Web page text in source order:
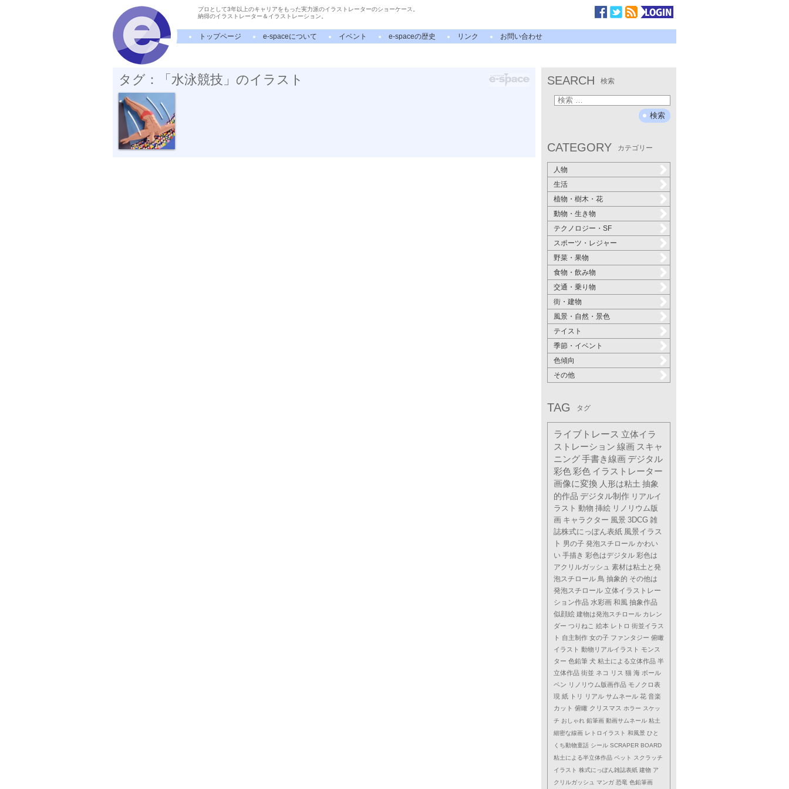
プロとして3年以上のキャリアをもった実力派のイラストレーターのショーケース。
納得のイラストレーター＆イラストレーション。
トップページ e-spaceについて イベント e-spaceの歴史 リンク お問い合わせ
タグ：「水泳競技」のイラスト
高飛び込み SEARCH 検索
CATEGORY カテゴリー
人物
生活
植物・樹木・花
動物・生き物
テクノロジー・SF
スポーツ・レジャー
野菜・果物
食物・飲み物
交通・乗り物
街・建物
風景・自然・景色
テイスト
季節・イベント
色傾向
その他
TAG タグ
ライブトレース 立体イラ
ストレーション 線画 スキャ
ニング手書き線画 デジタル
彩色彩色 イラストレーター
画像に変換 人形は粘土 抽象
的作品 デジタル制作 リアルイ
ラスト 動物 挿絵 リノリウム版
画 キャラクター 風景 3DCG 雑
誌株式にっぽん表紙 風景イラス
ト 男の子 発泡スチロール かわい
い 手描き 彩色はデジタル 彩色は
アクリルガッシュ 素材は粘土と発
泡スチロール 鳥 抽象的 その他は
発泡スチロール 立体イラストレー
ション作品 水彩画 和風 抽象作品
似顔絵 建物は発泡スチロール カレン
ダー つりねこ 絵本 レトロ 街並イラス
ト 自主制作 女の子 ファンタジー 俯瞰
イラスト 動物リアルイラスト モンス
ター 色鉛筆 犬 粘土による立体作品 半
立体作品 街並 ネコ リス 猫 海 ボール
ペン リノリウム版画作品 モノクロ表
現 紙 トリ リアル サムネール 花 音楽
カット 俯瞰 クリスマス ホラー スケッ
チ おしゃれ 鉛筆画 動画サムネール 粘土
細密な線画 レトロイラスト 和風景 ひと
くち動物童話 シール SCRAPER BOARD
粘土による半立体作品 ペット
スクラッチ
イラスト 株式にっぽん雑誌表紙 建物 ア
クリルガッシュ
マンガ 恐竜 色鉛筆画